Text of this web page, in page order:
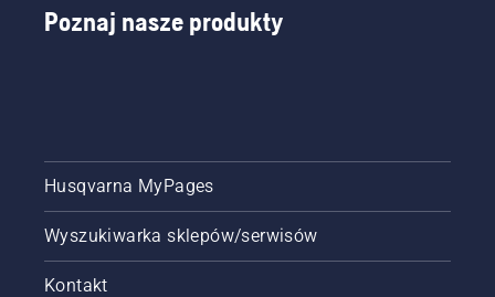
Poznaj nasze produkty
Husqvarna MyPages
Wyszukiwarka sklepów/serwisów
Kontakt